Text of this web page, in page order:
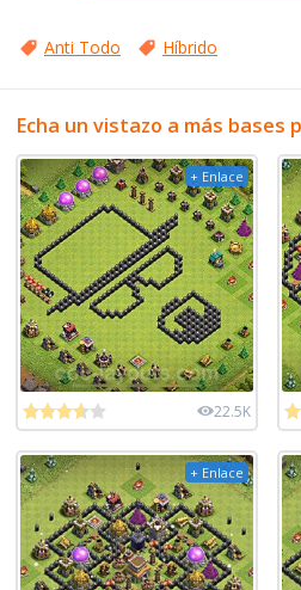
Anti Todo Híbrido
Echa un vistazo a más bases
+ Enlace
22.5K
+ Enlace